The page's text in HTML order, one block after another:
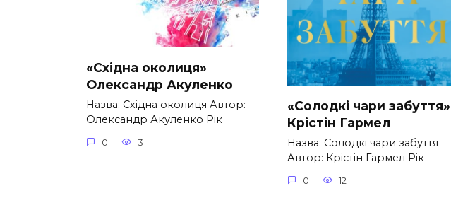
«Східна околиця»
Олександр Акуленко
Назва: Східна околиця Автор:
Олександр Акуленко Рік
0 3
«Солодкі чари забуття»
Крістін Гармел
Назва: Солодкі чари забуття
Автор: Крістін Гармел Рік
0 12